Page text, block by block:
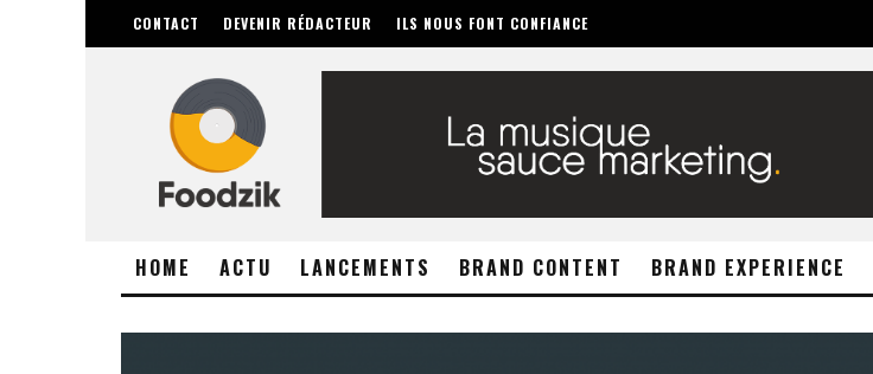
CONTACT DEVENIR RÉDACTEUR ILS NOUS FONT CONFIANCE
HOME ACTU LANCEMENTS BRAND CONTENT BRAND EXPERIENCE